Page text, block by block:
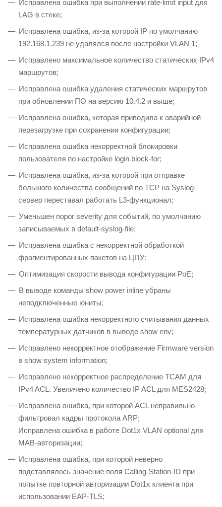
Исправлена ошибка при выполнении rate-limit input для
LAG в стеке;
Исправлена ошибка, из-за которой IP по умолчанию
192.168.1.239 не удалялся после настройки VLAN 1;
Исправлено максимальное количество статических IPv4
маршрутов;
Исправлена ошибка удаления статических маршрутов
при обновлении ПО на версию 10.4.2 и выше;
Исправлена ошибка, которая приводила к аварийной
перезагрузке при сохранении конфигурации;
Исправлена ошибка некорректной блокировки
пользователя по настройке login block-for;
Исправлена ошибка, из-за которой при отправке
большого количества сообщений по TCP на Syslog-
сервер переставал работать L3-функционал;
Уменьшен порог severity для событий, по умолчанию
записываемых в default-syslog-file;
Исправлена ошибка с некорректной обработкой
фрагментированных пакетов на ЦПУ;
Оптимизация скорости вывода конфигурации PoE;
В выводе команды show power inline убраны
неподключенные юниты;
Исправлена ошибка некорректного считывания данных
температурных датчиков в выводе show env;
Исправлено некорректное отображение Firmware version
в show system information;
Исправлено некорректное распределение TCAM для
IPv4 ACL. Увеличено количество IP ACL для MES2428;
Исправлена ошибка, при которой ACL неправильно
фильтровал кадры протокола ARP;
Исправлена ошибка в работе Dot1x VLAN optional для
MAB-авторизации;
Исправлена ошибка, при которой неверно
подставлялось значение поля Calling-Station-ID при
попытке повторной авторизации Dot1x клиента при
использовании EAP-TLS;